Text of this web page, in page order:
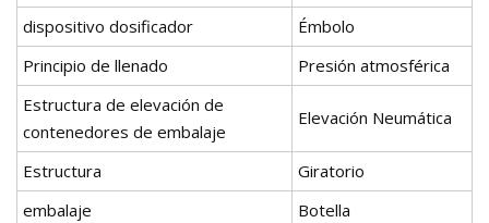
dispositivo dosificador
Émbolo
Principio de llenado
Presión atmosférica
Estructura de elevación de
contenedores de embalaje
Elevación Neumática
Estructura
Giratorio
embalaje
Botella